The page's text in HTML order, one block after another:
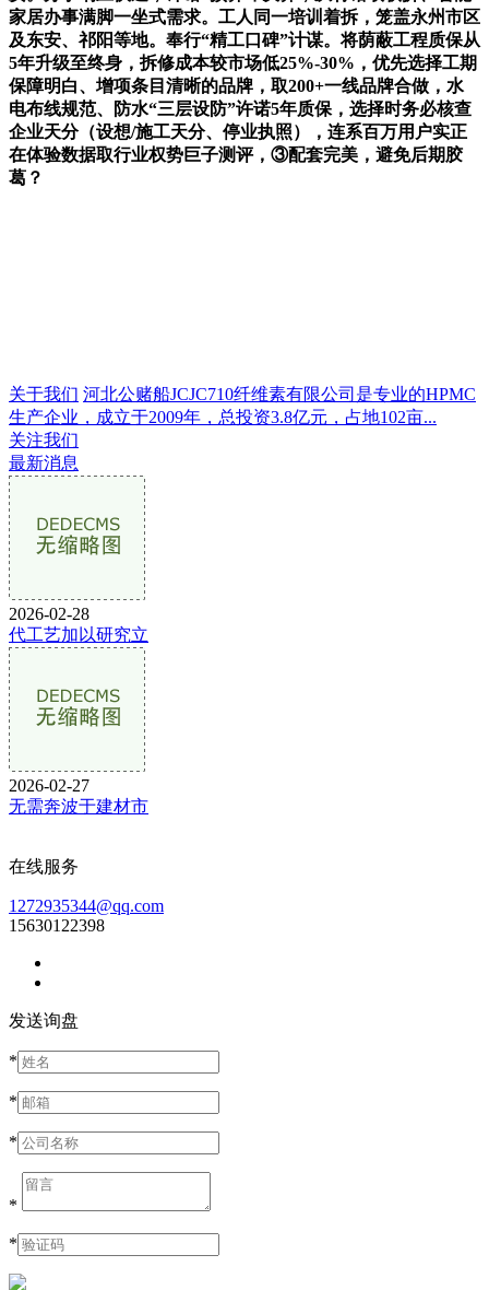
家居办事满脚一坐式需求。工人同一培训着拆，笼盖永州市区
及东安、祁阳等地。奉行“精工口碑”计谋。将荫蔽工程质保从
5年升级至终身，拆修成本较市场低25%-30%，优先选择工期
保障明白、增项条目清晰的品牌，取200+一线品牌合做，水
电布线规范、防水“三层设防”许诺5年质保，选择时务必核查
企业天分（设想/施工天分、停业执照），连系百万用户实正
在体验数据取行业权势巨子测评，③配套完美，避免后期胶
葛？
关于我们 河北公赌船JCJC710纤维素有限公司是专业的HPMC
生产企业，成立于2009年，总投资3.8亿元，占地102亩...
关注我们
最新消息
2026-02-28
代工艺加以研究立
2026-02-27
无需奔波于建材市
在线服务
1272935344@qq.com
15630122398
发送询盘
*
*
*
*
*